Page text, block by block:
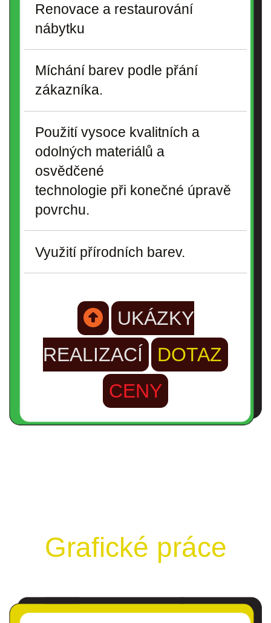
Renovace a restaurování
nábytku
Míchání barev podle přání
zákazníka.
Použití vysoce kvalitních a
odolných materiálů a
osvědčené
technologie při konečné úpravě
povrchu.
Využití přírodních barev.
UKÁZKY
REALIZACÍ
DOTAZ
CENY
Grafické práce